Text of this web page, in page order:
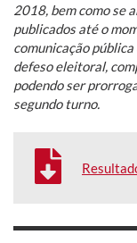
2018, bem como se
publicados até o
comunicação
defeso eleitoral,
podendo ser
segundo turno.